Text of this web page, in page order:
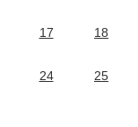
17 18
24 25